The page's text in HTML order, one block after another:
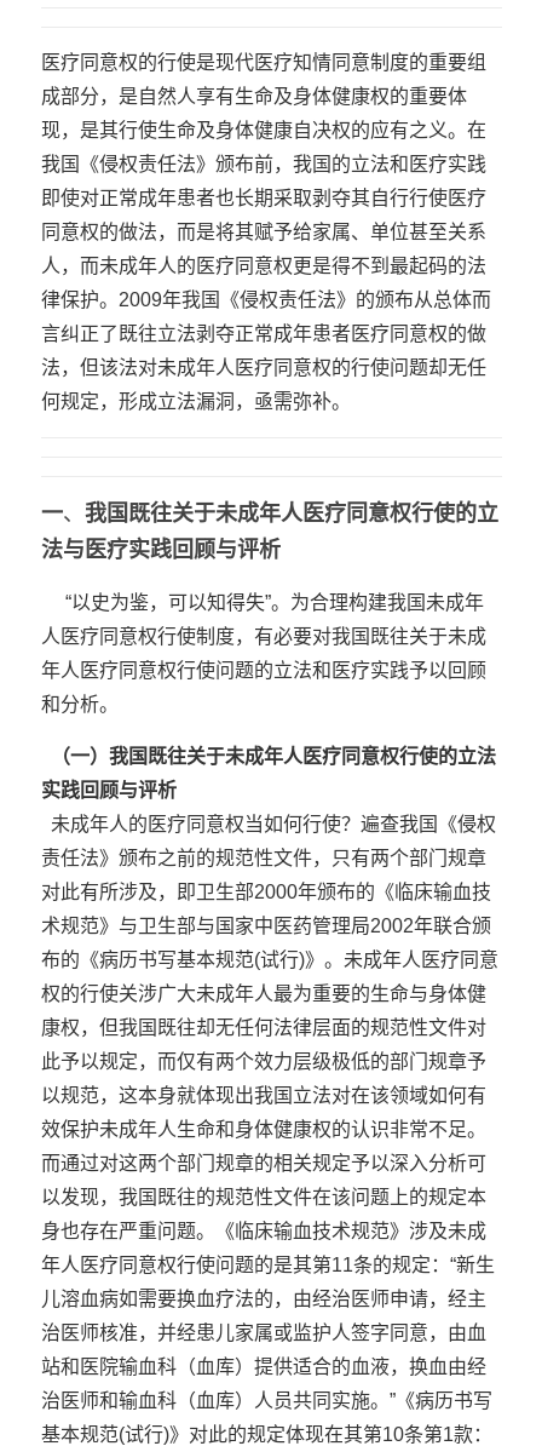
医疗同意权的行使是现代医疗知情同意制度的重要组
成部分，是自然人享有生命及身体健康权的重要体
现，是其行使生命及身体健康自决权的应有之义。在
我国《侵权责任法》颁布前，我国的立法和医疗实践
即使对正常成年患者也长期采取剥夺其自行行使医疗
同意权的做法，而是将其赋予给家属、单位甚至关系
人，而未成年人的医疗同意权更是得不到最起码的法
律保护。2009年我国《侵权责任法》的颁布从总体而
言纠正了既往立法剥夺正常成年患者医疗同意权的做
法，但该法对未成年人医疗同意权的行使问题却无任
何规定，形成立法漏洞，亟需弥补。
一、 我国既往关于未成年人医疗同意权行使的立
法与医疗实践回顾与评析
“以史为鉴，可以知得失”。为合理构建我国未成年
人医疗同意权行使制度，有必要对我国既往关于未成
年人医疗同意权行使问题的立法和医疗实践予以回顾
和分析。
（一）我国既往关于未成年人医疗同意权行使的立法
实践回顾与评析
未成年人的医疗同意权当如何行使？遍查我国《侵权
责任法》颁布之前的规范性文件，只有两个部门规章
对此有所涉及，即卫生部2000年颁布的《临床输血技
术规范》与卫生部与国家中医药管理局2002年联合颁
布的《病历书写基本规范(试行)》。未成年人医疗同意
权的行使关涉广大未成年人最为重要的生命与身体健
康权，但我国既往却无任何法律层面的规范性文件对
此予以规定，而仅有两个效力层级极低的部门规章予
以规范，这本身就体现出我国立法对在该领域如何有
效保护未成年人生命和身体健康权的认识非常不足。
而通过对这两个部门规章的相关规定予以深入分析可
以发现，我国既往的规范性文件在该问题上的规定本
身也存在严重问题。《临床输血技术规范》涉及未成
年人医疗同意权行使问题的是其第11条的规定：“新生
儿溶血病如需要换血疗法的，由经治医师申请，经主
治医师核准，并经患儿家属或监护人签字同意，由血
站和医院输血科（血库）提供适合的血液，换血由经
治医师和输血科（血库）人员共同实施。”《病历书写
基本规范(试行)》对此的规定体现在其第10条第1款：